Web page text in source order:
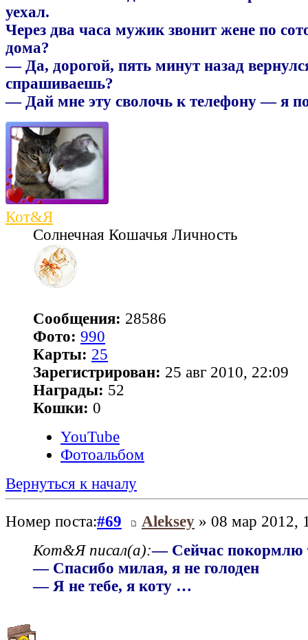
уехал.
Через два часа мужик звонит жене по
дома?
— Да, дорогой, пять минут назад
спрашиваешь?
— Дай мне эту сволочь к телефону — я
Кот&Я
Солнечная Кошачья Личность
Сообщения: 28586
Фото: 990
Карты: 25
Зарегистрирован: 25 авг 2010, 22:09
Награды: 52
Кошки: 0
YouTube
Фотоальбом
Вернуться к началу
Номер поста:#69 Aleksey » 08 мар 2012,
Кот&Я писал(а):— Сейчас покормлю
— Спасибо милая, я не голоден
— Я не тебе, я коту …